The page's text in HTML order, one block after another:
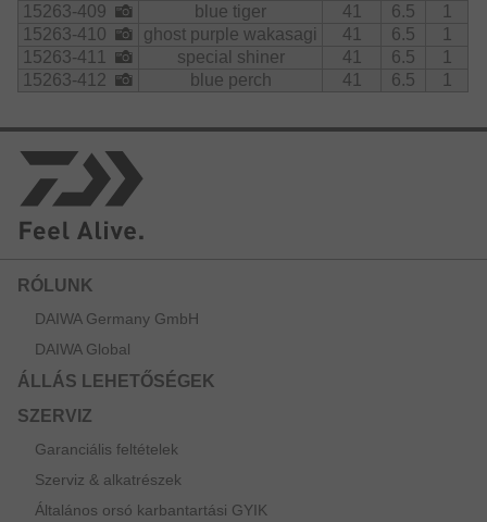
15263-409
blue tiger 41 6.5
1
15263-410
ghost purple wakasagi 41 6.5
1
15263-411
special shiner 41 6.5
1
15263-412
blue perch 41 6.5 1
RÓLUNK
DAIWA Germany GmbH
DAIWA Global
ÁLLÁS LEHETŐSÉGEK
SZERVIZ
Garanciális feltételek
Szerviz & alkatrészek
Általános orsó karbantartási GYIK